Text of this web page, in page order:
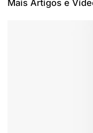
Mais Artigos e